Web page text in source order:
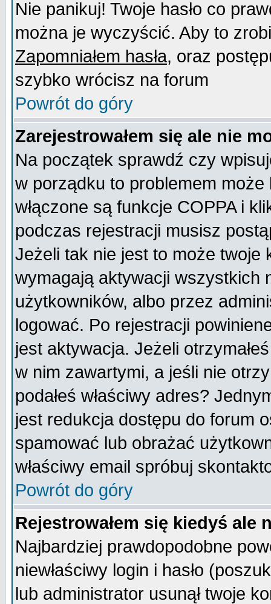
Nie panikuj! Twoje hasło co
można je wyczyścić. Aby to
Zapomniałem hasła, oraz
szybko wrócisz na forum
Powrót do góry
Zarejestrowałem się ale nie
Na początek sprawdź czy
w porządku to problemem
włączone są funkcje COPPA i
podczas rejestracji musisz
Jeżeli tak nie jest to może twoje
wymagają aktywacji wszystkich
użytkowników, albo przez
logować. Po rejestracji
jest aktywacja. Jeżeli
w nim zawartymi, a jeśli nie
podałeś właściwy adres?
jest redukcja dostępu do forum
spamować lub obrażać
właściwy email spróbuj
Powrót do góry
Rejestrowałem się kiedyś ale
Najbardziej prawdopodobne
niewłaściwy login i hasło
lub administrator usunął twoje